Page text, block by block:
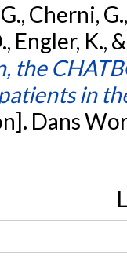
G., Cherni,
Engler,
the
in
Dans